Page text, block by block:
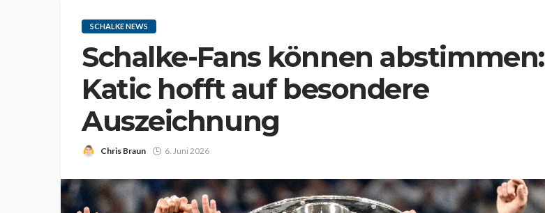
SCHALKE NEWS
Schalke-Fans können abstimmen:
Katic hofft auf besondere
Auszeichnung
Chris Braun 6. Juni 2026